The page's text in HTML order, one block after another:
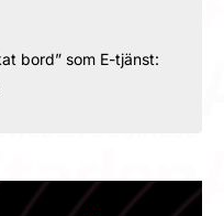
bord” som E-tjänst: